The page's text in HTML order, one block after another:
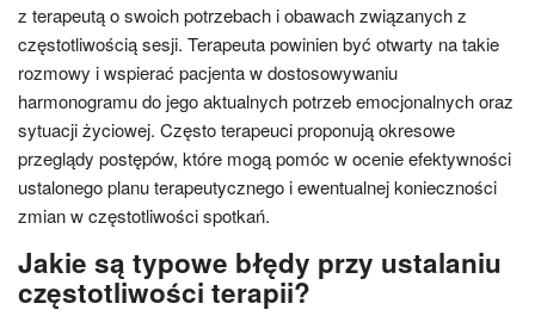
z terapeutą o swoich potrzebach i obawach związanych z
częstotliwością sesji. Terapeuta powinien być otwarty na takie
rozmowy i wspierać pacjenta w dostosowywaniu
harmonogramu do jego aktualnych potrzeb emocjonalnych oraz
sytuacji życiowej. Często terapeuci proponują okresowe
przeglądy postępów, które mogą pomóc w ocenie efektywności
ustalonego planu terapeutycznego i ewentualnej konieczności
zmian w częstotliwości spotkań.
Jakie są typowe błędy przy ustalaniu
częstotliwości terapii?